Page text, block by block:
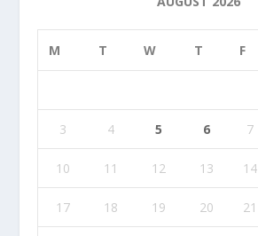
M T W T F
3 4 5 6 7
10 11 12 13 14
17 18 19 20 21